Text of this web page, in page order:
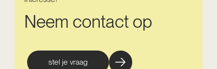
Neem contact op
stel je vraag